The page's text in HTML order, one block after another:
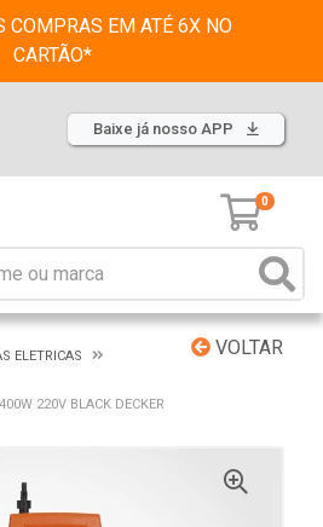
COMPRAS EM ATÉ 6X NO
CARTÃO*
Baixe já nosso APP
0
VOLTAR
ELETRICAS
220V BLACK DECKER